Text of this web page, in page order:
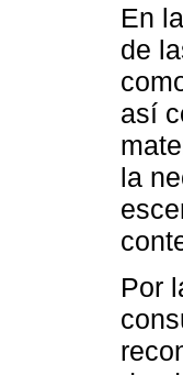
En
de
así
la
Por